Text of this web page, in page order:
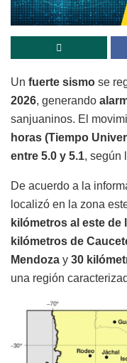
Un fuerte sismo se
2026, generando
sanjuaninos. El
horas (Tiempo
entre 5.0 y 5.1, según
De acuerdo a la
localizó en la zona
kilómetros al este de
kilómetros de
Mendoza y 30
una región